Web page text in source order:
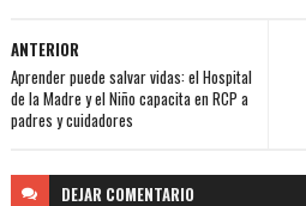
ANTERIOR
Aprender puede salvar vidas: el Hospital
de la Madre y el Niño capacita en RCP a
padres y cuidadores
DEJAR COMENTARIO